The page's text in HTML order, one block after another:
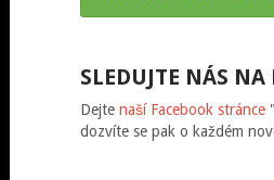
SLEDUJTE NÁS NA
Dejte naší Facebook stránce
dozvíte se pak o každém